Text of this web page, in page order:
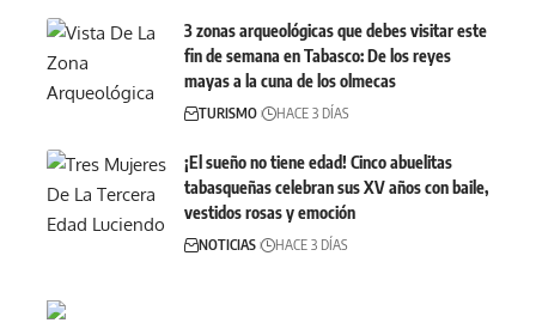
3 zonas arqueológicas que debes visitar este
fin de semana en Tabasco: De los reyes
mayas a la cuna de los olmecas
TURISMO HACE 3 DÍAS
¡El sueño no tiene edad! Cinco abuelitas
tabasqueñas celebran sus XV años con baile,
vestidos rosas y emoción
NOTICIAS HACE 3 DÍAS